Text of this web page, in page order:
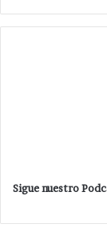
Sigue nuestro